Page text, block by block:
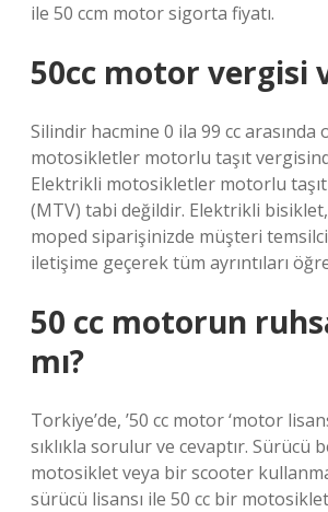
ile 50 ccm motor sigorta fiyatı.
50cc motor vergisi
Silindir hacmine 0 ila 99 cc arasında
motosikletler motorlu taşıt
Elektrikli motosikletler motorlu
(MTV) tabi değildir. Elektrikli
moped siparişinizde müşteri
iletişime geçerek tüm ayrıntıları
50 cc motorun
mı?
Torkiye’de, ’50 cc motor ‘motor
sıklıkla sorulur ve cevaptır. Sürücü
motosiklet veya bir scooter
sürücü lisansı ile 50 cc bir